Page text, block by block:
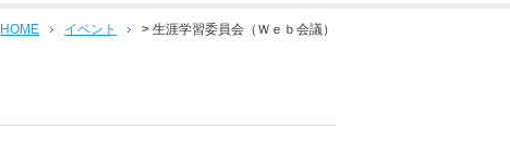
HOME イベント > 生涯学習委員会（Ｗｅｂ会議）